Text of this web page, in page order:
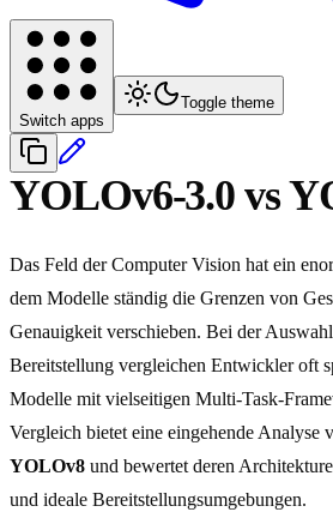
Switch apps
Toggle theme
YOLOv6-3.0 vs
Das Feld der Computer Vision hat ein
dem Modelle ständig die Grenzen von
Genauigkeit verschieben. Bei der
Bereitstellung vergleichen Entwickler oft
Modelle mit vielseitigen Multi-Task-
Vergleich bietet eine eingehende Analyse
YOLOv8 und bewertet deren
und ideale Bereitstellungsumgebungen.